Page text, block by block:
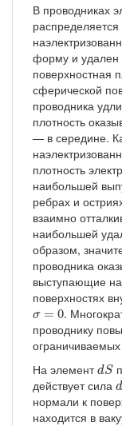
В проводниках
форму и удален
поверхностная
сферической
проводника
плотность
— в середине.
плотность
наибольшей
ребрах и
взаимно
наибольшей
образом,
проводника
выступающие
поверхностях
σ = 0
σ =0
.
проводнику
На элементdS
dS
действует сила d
d
нормали к
находится в